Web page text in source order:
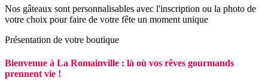
Nos gâteaux sont personnalisables avec l'inscription ou la photo de
votre choix pour faire de votre fête un moment unique
Présentation de votre boutique
Bienvenue à La Romainville : là où vos rêves gourmands
prennent vie !